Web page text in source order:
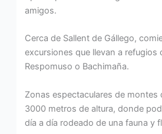
amigos.
Cerca de Sallent de Gállego,
excursiones que llevan a refugios
Respomuso o Bachimaña.
Zonas espectaculares de montes
3000 metros de altura, donde
día a día rodeado de una fauna y